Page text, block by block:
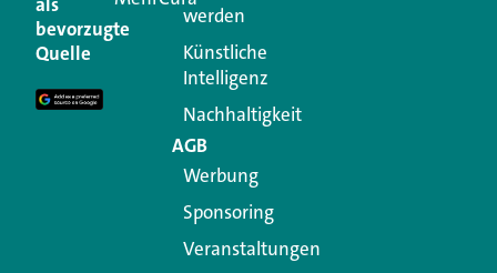
Ihre E-Mail-Adresse wird nicht veröffentlicht.
Erforderliche Felder sind mit
Kommentar
bevorzugte
Quelle
werden
Künstliche
Intelligenz
Nachhaltigkeit
AGB
Werbung
Sponsoring
Veranstaltungen